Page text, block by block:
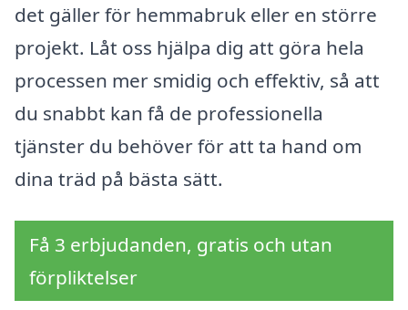
det gäller för hemmabruk eller en större
projekt. Låt oss hjälpa dig att göra hela
processen mer smidig och effektiv, så att
du snabbt kan få de professionella
tjänster du behöver för att ta hand om
dina träd på bästa sätt.
Få 3 erbjudanden, gratis och utan
förpliktelser